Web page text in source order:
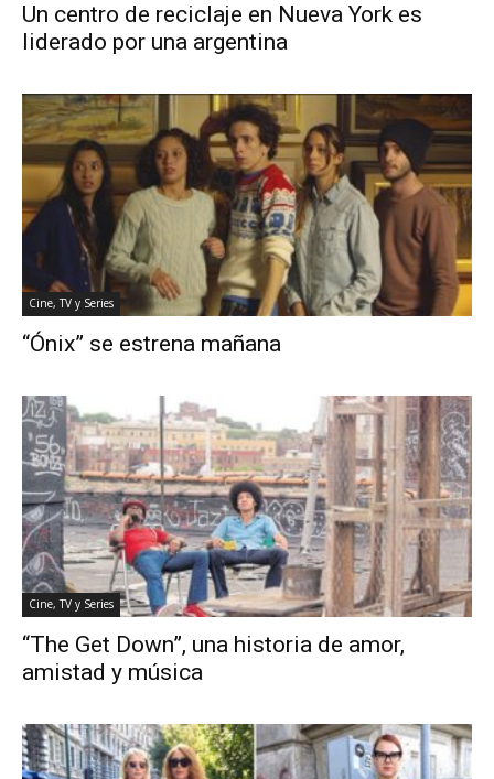
Un centro de reciclaje en Nueva York es
liderado por una argentina
Cine, TV y Series
“Ónix” se estrena mañana
Cine, TV y Series
“The Get Down”, una historia de amor,
amistad y música